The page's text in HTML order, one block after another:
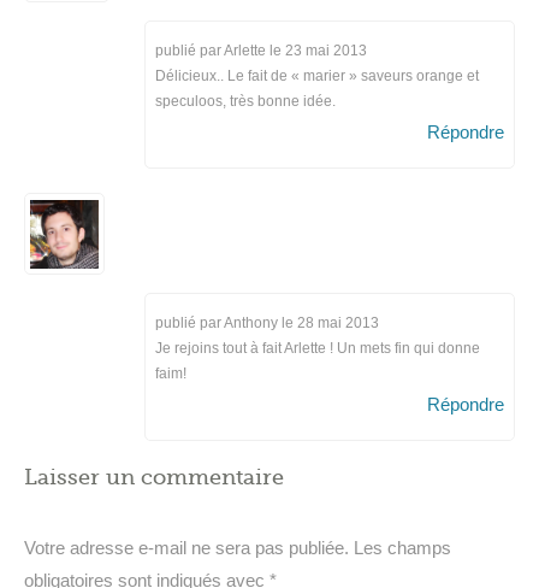
publié par Arlette le23 mai 2013
Délicieux.. Le fait de « marier » saveurs orange et
speculoos, très bonne idée.
Répondre
publié par Anthony le 28 mai 2013
Je rejoins tout à fait Arlette ! Un mets fin qui donne
faim!
Répondre
Laisser un commentaire
Votre adresse e-mail ne sera pas publiée. Les champs
obligatoires sont indiqués avec *